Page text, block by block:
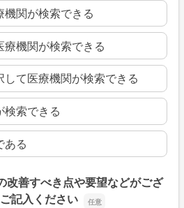
関が検索できる
機関が検索できる
して医療機関が検索できる
検索できる
ある
改善すべき点や要望などがござ
記入ください